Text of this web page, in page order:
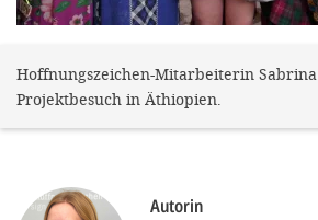
Hoffnungszeichen-Mitarbeiterin
Projektbesuch in Äthiopien.
Autorin